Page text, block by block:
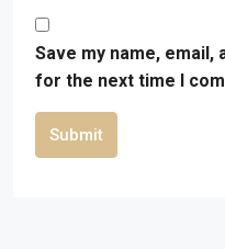
Save my name,
for the next time I
Submit